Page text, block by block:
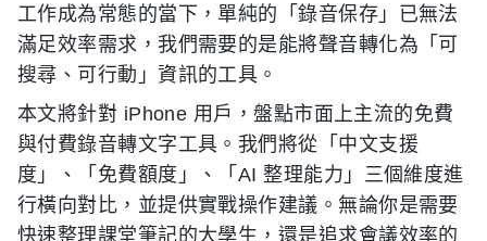
工作成為常態的當下，單純的「錄音保存」已無法
滿足效率需求，我們需要的是能將聲音轉化為「可
搜尋、可行動」資訊的工具。
本文將針對 iPhone 用戶，盤點市面上主流的免費
與付費錄音轉文字工具。我們將從「中文支援
度」、「免費額度」、「AI 整理能力」三個維度進
行橫向對比，並提供實戰操作建議。無論你是需要
快速整理課堂筆記的大學生，還是追求會議效率的